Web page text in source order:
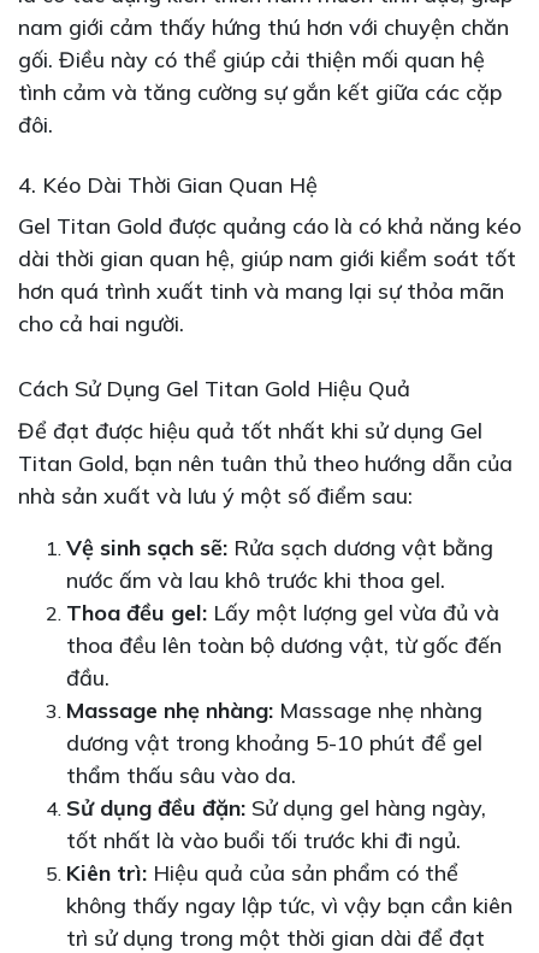
nam giới cảm thấy hứng thú hơn với chuyện chăn
gối. Điều này có thể giúp cải thiện mối quan hệ
tình cảm và tăng cường sự gắn kết giữa các cặp
đôi.
4. Kéo Dài Thời Gian Quan Hệ
Gel Titan Gold được quảng cáo là có khả năng kéo
dài thời gian quan hệ, giúp nam giới kiểm soát tốt
hơn quá trình xuất tinh và mang lại sự thỏa mãn
cho cả hai người.
Cách Sử Dụng Gel Titan Gold Hiệu Quả
Để đạt được hiệu quả tốt nhất khi sử dụng Gel
Titan Gold, bạn nên tuân thủ theo hướng dẫn của
nhà sản xuất và lưu ý một số điểm sau:
Vệ sinh sạch sẽ: Rửa sạch dương vật bằng
nước ấm và lau khô trước khi thoa gel.
Thoa đều gel: Lấy một lượng gel vừa đủ và
thoa đều lên toàn bộ dương vật, từ gốc đến
đầu.
Massage nhẹ nhàng: Massage nhẹ nhàng
dương vật trong khoảng 5-10 phút để gel
thẩm thấu sâu vào da.
Sử dụng đều đặn: Sử dụng gel hàng ngày,
tốt nhất là vào buổi tối trước khi đi ngủ.
Kiên trì: Hiệu quả của sản phẩm có thể
không thấy ngay lập tức, vì vậy bạn cần kiên
trì sử dụng trong một thời gian dài để đạt